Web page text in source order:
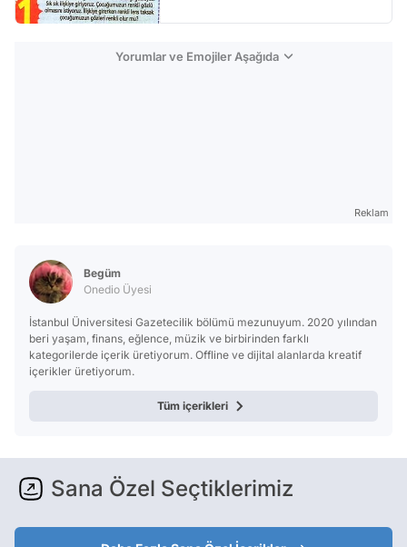
Yorumlar ve Emojiler Aşağıda
Reklam
Begüm
Onedio Üyesi
İstanbul Üniversitesi Gazetecilik bölümü mezunuyum. 2020 yılından
beri yaşam, finans, eğlence, müzik ve birbirinden farklı
kategorilerde içerik üretiyorum. Offline ve dijital alanlarda kreatif
içerikler üretiyorum.
Tüm içerikleri
Sana Özel Seçtiklerimiz